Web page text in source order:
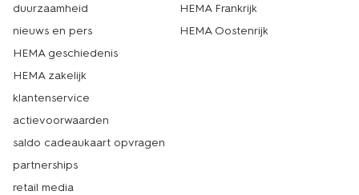
duurzaamheid
nieuws en pers
HEMA geschiedenis
HEMA zakelijk
klantenservice
actievoorwaarden
saldo cadeaukaart opvragen
partnerships
retail media
HEMA Frankrijk
HEMA Oostenrijk